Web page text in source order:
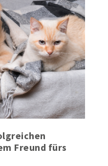
Freund fürs